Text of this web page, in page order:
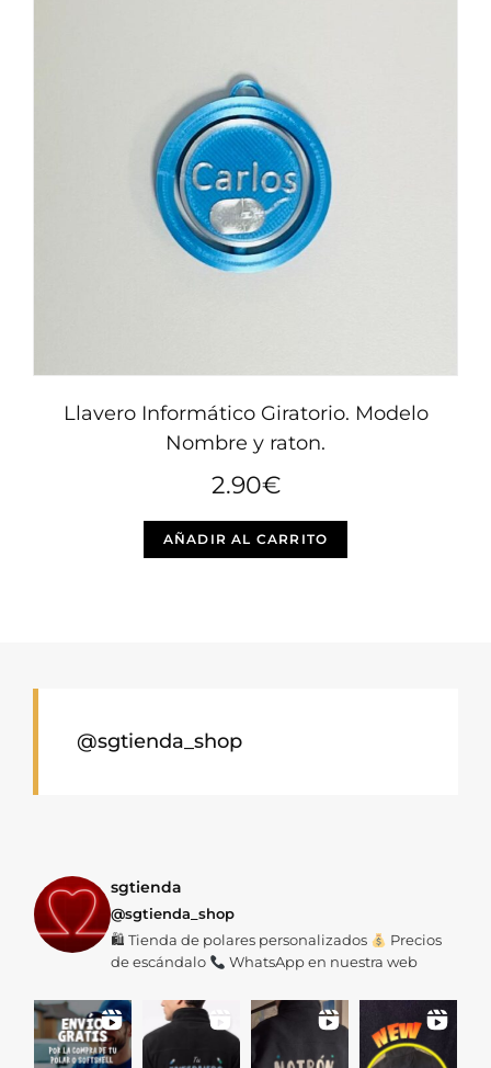
Llavero Informático Giratorio. Modelo
Nombre y raton.
2.90€
AÑADIR AL CARRITO
@sgtienda_shop
sgtienda
@sgtienda_shop
🛍 Tienda de polares personalizados
Precios
de escándalo
WhatsApp en nuestra web